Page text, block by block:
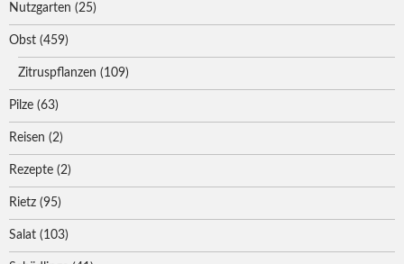
Nutzgarten (25)
Obst (459)
Zitruspflanzen (109)
Pilze (63)
Reisen (2)
Rezepte (2)
Rietz (95)
Salat (103)